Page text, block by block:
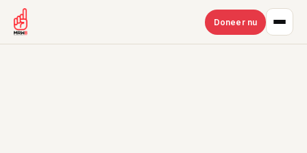
Doneer nu